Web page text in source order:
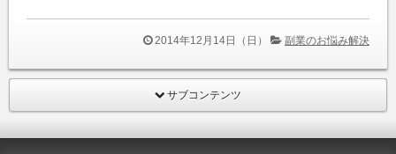
2014年12月14日（日） 副業のお悩み解決
サブコンテンツ